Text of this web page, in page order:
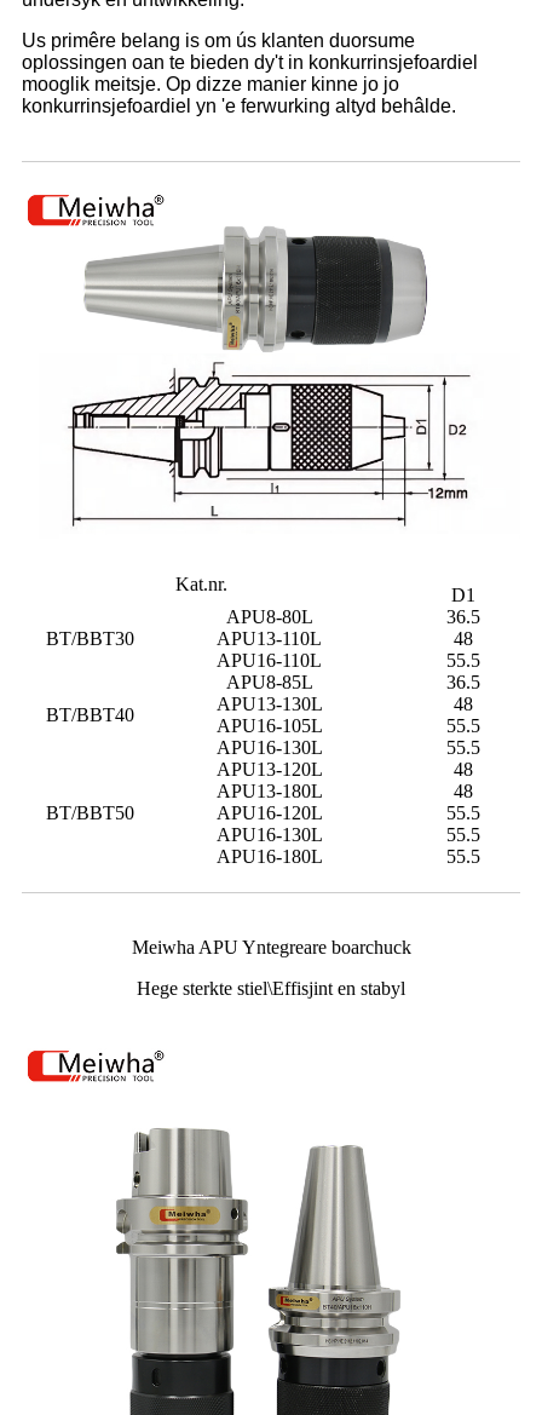
Us primêre belang is om ús klanten duorsume
oplossingen oan te bieden dy't in konkurrinsjefoardiel
mooglik meitsje. Op dizze manier kinne jo jo
konkurrinsjefoardiel yn 'e ferwurking altyd behâlde.
Kat.nr.
D1
BT/BBT30
APU8-80L
36.5
APU13-110L
48
APU16-110L
55.5
BT/BBT40
APU8-85L
36.5
APU13-130L
48
APU16-105L
55.5
APU16-130L
55.5
BT/BBT50
APU13-120L
48
APU13-180L
48
APU16-120L
55.5
APU16-130L
55.5
APU16-180L
55.5
Meiwha APU Yntegreare boarchuck
Hege sterkte stiel\Effisjint en stabyl